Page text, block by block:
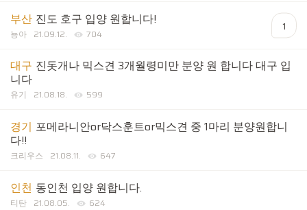
부산 진도 호구 입양 원합니다!
뇽아 21.09.12. 704
1
대구 진돗개나 믹스견 3개월령미만 분양 원 합니다 대구 입
니다
유기 21.08.18. 599
경기 포메라니안or닥스훈트or믹스견 중 1마리 분양원합니
다!!
크리우스 21.08.11. 647
인천 동인천 입양 원합니다.
티탄 21.08.05. 624